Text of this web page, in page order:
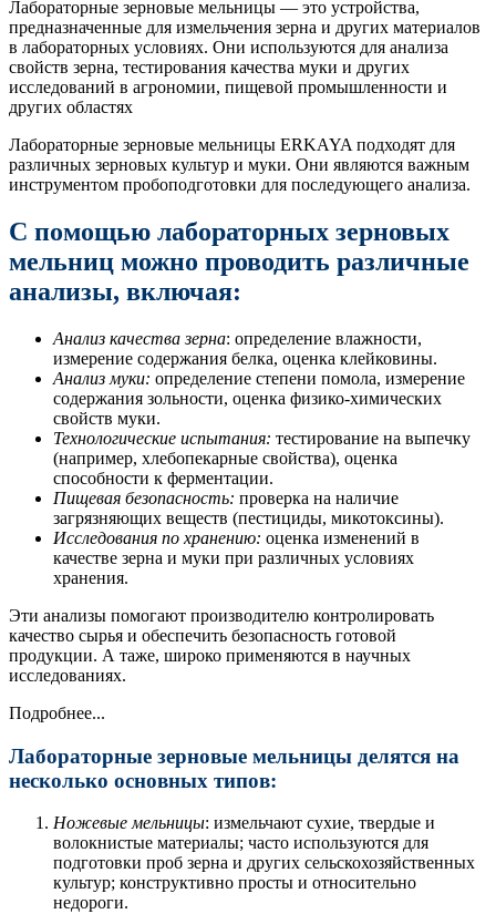
Лабораторные зерновые мельницы — это устройства,
предназначенные для измельчения зерна и других материалов
в лабораторных условиях. Они используются для анализа
свойств зерна, тестирования качества муки и других
исследований в агрономии, пищевой промышленности и
других областях
Лабораторные зерновые мельницы ERKAYA подходят для
различных зерновых культур и муки. Они являются важным
инструментом пробоподготовки для последующего анализа.
С помощью лабораторных зерновых
мельниц можно проводить различные
анализы, включая:
Анализ качества зерна: определение влажности,
измерение содержания белка, оценка клейковины.
Анализ муки: определение степени помола, измерение
содержания зольности, оценка физико-химических
свойств муки.
Технологические испытания: тестирование на выпечку
(например, хлебопекарные свойства), оценка
способности к ферментации.
Пищевая безопасность: проверка на наличие
загрязняющих веществ (пестициды, микотоксины).
Исследования по хранению: оценка изменений в
качестве зерна и муки при различных условиях
хранения.
Эти анализы помогают производителю контролировать
качество сырья и обеспечить безопасность готовой
продукции. А таже, широко применяются в научных
исследованиях.
Подробнее...
Лабораторные зерновые мельницы делятся на
несколько основных типов:
Ножевые мельницы: измельчают сухие, твердые и
волокнистые материалы; часто используются для
подготовки проб зерна и других сельскохозяйственных
культур; конструктивно просты и относительно
недороги.